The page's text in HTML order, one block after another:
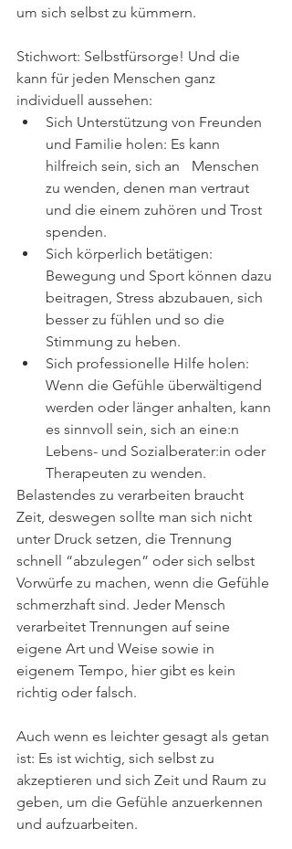
um sich selbst zu kümmern.
Stichwort: Selbstfürsorge! Und die
kann für jeden Menschen ganz
individuell aussehen:
Sich Unterstützung von Freunden
und Familie holen: Es kann
hilfreich sein, sich an 	Menschen
zu wenden, denen man vertraut
und die einem zuhören und Trost
spenden.
Sich körperlich betätigen:
Bewegung und Sport können dazu
beitragen, Stress abzubauen, sich
besser zu fühlen und so die
Stimmung zu heben.
Sich professionelle Hilfe holen:
Wenn die Gefühle überwältigend
werden oder länger anhalten, kann
es sinnvoll sein, sich an eine:n
Lebens- und Sozialberater:in oder
Therapeuten zu wenden.
Belastendes zu verarbeiten braucht
Zeit, deswegen sollte man sich nicht
unter Druck setzen, die Trennung
schnell “abzulegen” oder sich selbst
Vorwürfe zu machen, wenn die Gefühle
schmerzhaft sind. Jeder Mensch
verarbeitet Trennungen auf seine
eigene Art und Weise sowie in
eigenem Tempo, hier gibt es kein
richtig oder falsch.
Auch wenn es leichter gesagt als getan
ist: Es ist wichtig, sich selbst zu
akzeptieren und sich Zeit und Raum zu
geben, um die Gefühle anzuerkennen
und aufzuarbeiten.